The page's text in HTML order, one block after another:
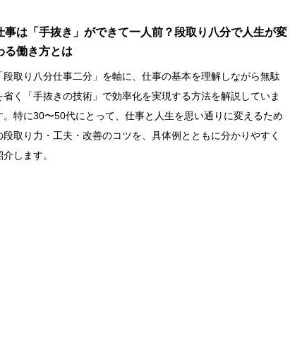
事は「手抜き」ができて一人前？段取り八分で人生が変
る働き方とは
「段取り八分仕事二分」を軸に、仕事の基本を理解しながら無駄
省く「手抜きの技術」で効率化を実現する方法を解説していま
。特に30〜50代にとって、仕事と人生を思い通りに変えるため
段取り力・工夫・改善のコツを、具体例とともに分かりやすく
介します。